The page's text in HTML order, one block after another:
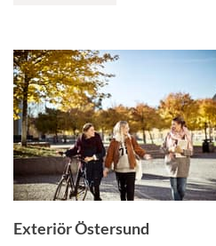
Exteriör Östersund